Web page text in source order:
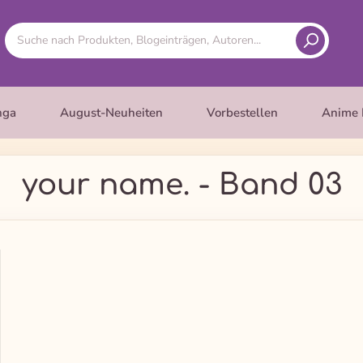
August-Neuheiten Vorbestellen Anime
your name. - Band 03